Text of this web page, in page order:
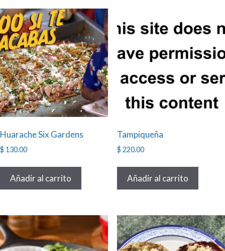
Huarache Six Gardens
$ 130.00
Añadir al carrito
Tampiqueña
$ 220.00
Añadir al carrito